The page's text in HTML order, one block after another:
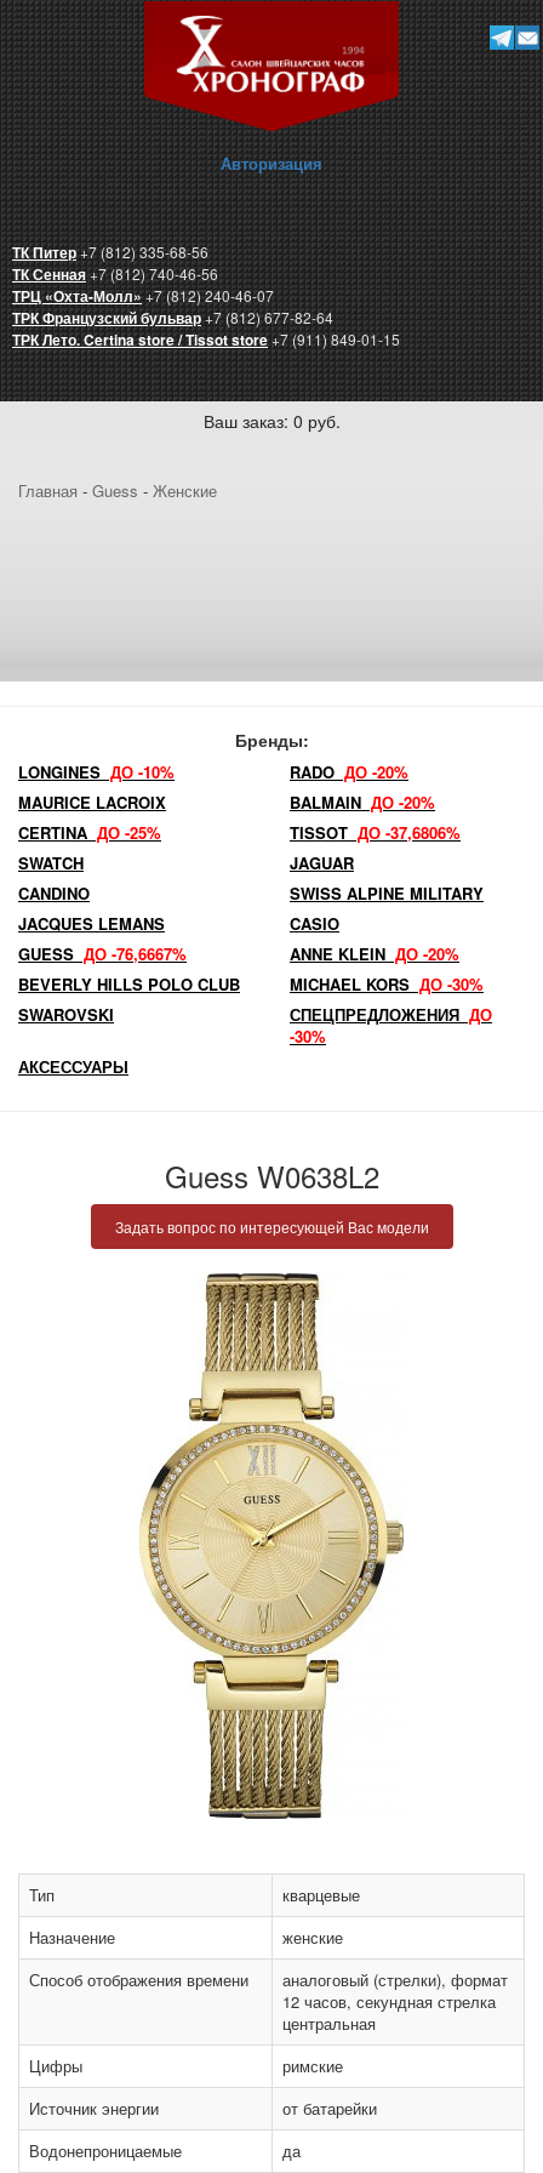
Авторизация
ТК Питер+7 (812) 335-68-56
ТК Сенная+7 (812) 740-46-56
ТРЦ «Охта-Молл»+7 (812) 240-46-07
ТРК Французский бульвар+7 (812) 677-82-64
ТРК Лето. Certina store / Tissot store+7 (911) 849-01-15
Ваш заказ: 0 руб.
Главная - Guess - Женские
Бренды:
LONGINES ДО -10% RADO ДО -20%
MAURICE LACROIX
BALMAIN ДО -20%
CERTINA ДО -25% TISSOT ДО -37,6806%
SWATCH
JAGUAR
CANDINO
SWISS ALPINE MILITARY
JACQUES LEMANS
CASIO
GUESS ДО -76,6667% ANNE KLEIN ДО -20%
BEVERLY HILLS POLO CLUB
MICHAEL KORS ДО -30%
SWAROVSKI
СПЕЦПРЕДЛОЖЕНИЯ ДО
-30%
АКСЕССУАРЫ
Guess W0638L2
Задать вопрос по интересующей Вас модели
Тип
кварцевые
Назначение
женские
Способ отображения времени
аналоговый (стрелки), формат
12 часов, секундная стрелка
центральная
Цифры
римские
Источник энергии
от батарейки
Водонепроницаемые
да